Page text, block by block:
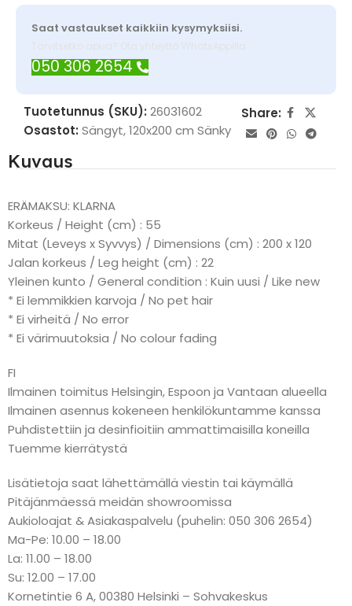
Saat vastaukset kaikkiin kysymyksiisi.
Tarvitsetko apua? Ota yhteyttä WhatsAppilla
050 306 2654
Tuotetunnus (SKU): 26031602
Osastot: Sängyt,120x200 cm Sänky
Share:
Kuvaus
ERÄMAKSU: KLARNA
Korkeus / Height (cm) : 55
Mitat (Leveys x Syvvys) / Dimensions (cm) : 200 x 120
Jalan korkeus / Leg height (cm) : 22
Yleinen kunto / General condition : Kuin uusi / Like new
* Ei lemmikkien karvoja / No pet hair
* Ei virheitä / No error
* Ei värimuutoksia / No colour fading
FI
Ilmainen toimitus Helsingin, Espoon ja Vantaan alueella
Ilmainen asennus kokeneen henkilökuntamme kanssa
Puhdistettiin ja desinfioitiin ammattimaisilla koneilla
Tuemme kierrätystä
Lisätietoja saat lähettämällä viestin tai käymällä
Pitäjänmäessä meidän showroomissa
Aukioloajat & Asiakaspalvelu (puhelin: 050 306 2654)
Ma-Pe: 10.00 – 18.00
La: 11.00 – 18.00
Su: 12.00 – 17.00
Kornetintie 6 A, 00380 Helsinki – Sohvakeskus